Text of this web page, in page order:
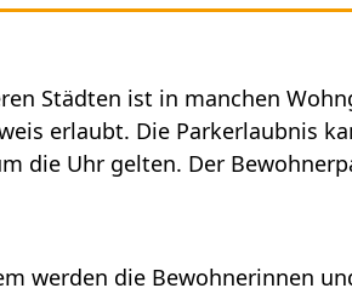
Städten ist in manchen
erlaubt. Die Parkerlaubnis
die Uhr gelten. Der
werden die Bewohnerinnen